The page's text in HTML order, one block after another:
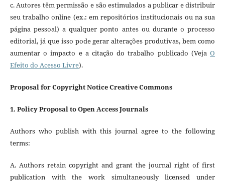
c. Autores têm permissão e são estimulados a publicar e distribuir
seu trabalho online (ex.: em repositórios institucionais ou na sua
página pessoal) a qualquer ponto antes ou durante o processo
editorial, já que isso pode gerar alterações produtivas, bem como
aumentar o impacto e a citação do trabalho publicado (VejaO
Efeito do Acesso Livre).
Proposal for Copyright Notice Creative Commons
1. Policy Proposal to Open Access Journals
Authors who publish with this journal agree to the following
terms:
A. Authors retain copyright and grant the journal right of first
publication with the work simultaneously licensed under